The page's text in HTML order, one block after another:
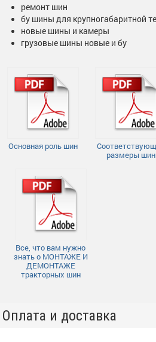
ремонт шин
бу шины для крупногабаритной
новые шины и камеры
грузовые шины новые и бу
Основная роль шин
размеры шин
Все, что вам нужно
знать о МОНТАЖЕ И
ДЕМОНТАЖЕ
тракторных шин
Оплата и доставка